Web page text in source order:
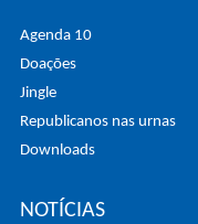
Agenda 10
Doações
Jingle
Republicanos nas urnas
Downloads
NOTÍCIAS